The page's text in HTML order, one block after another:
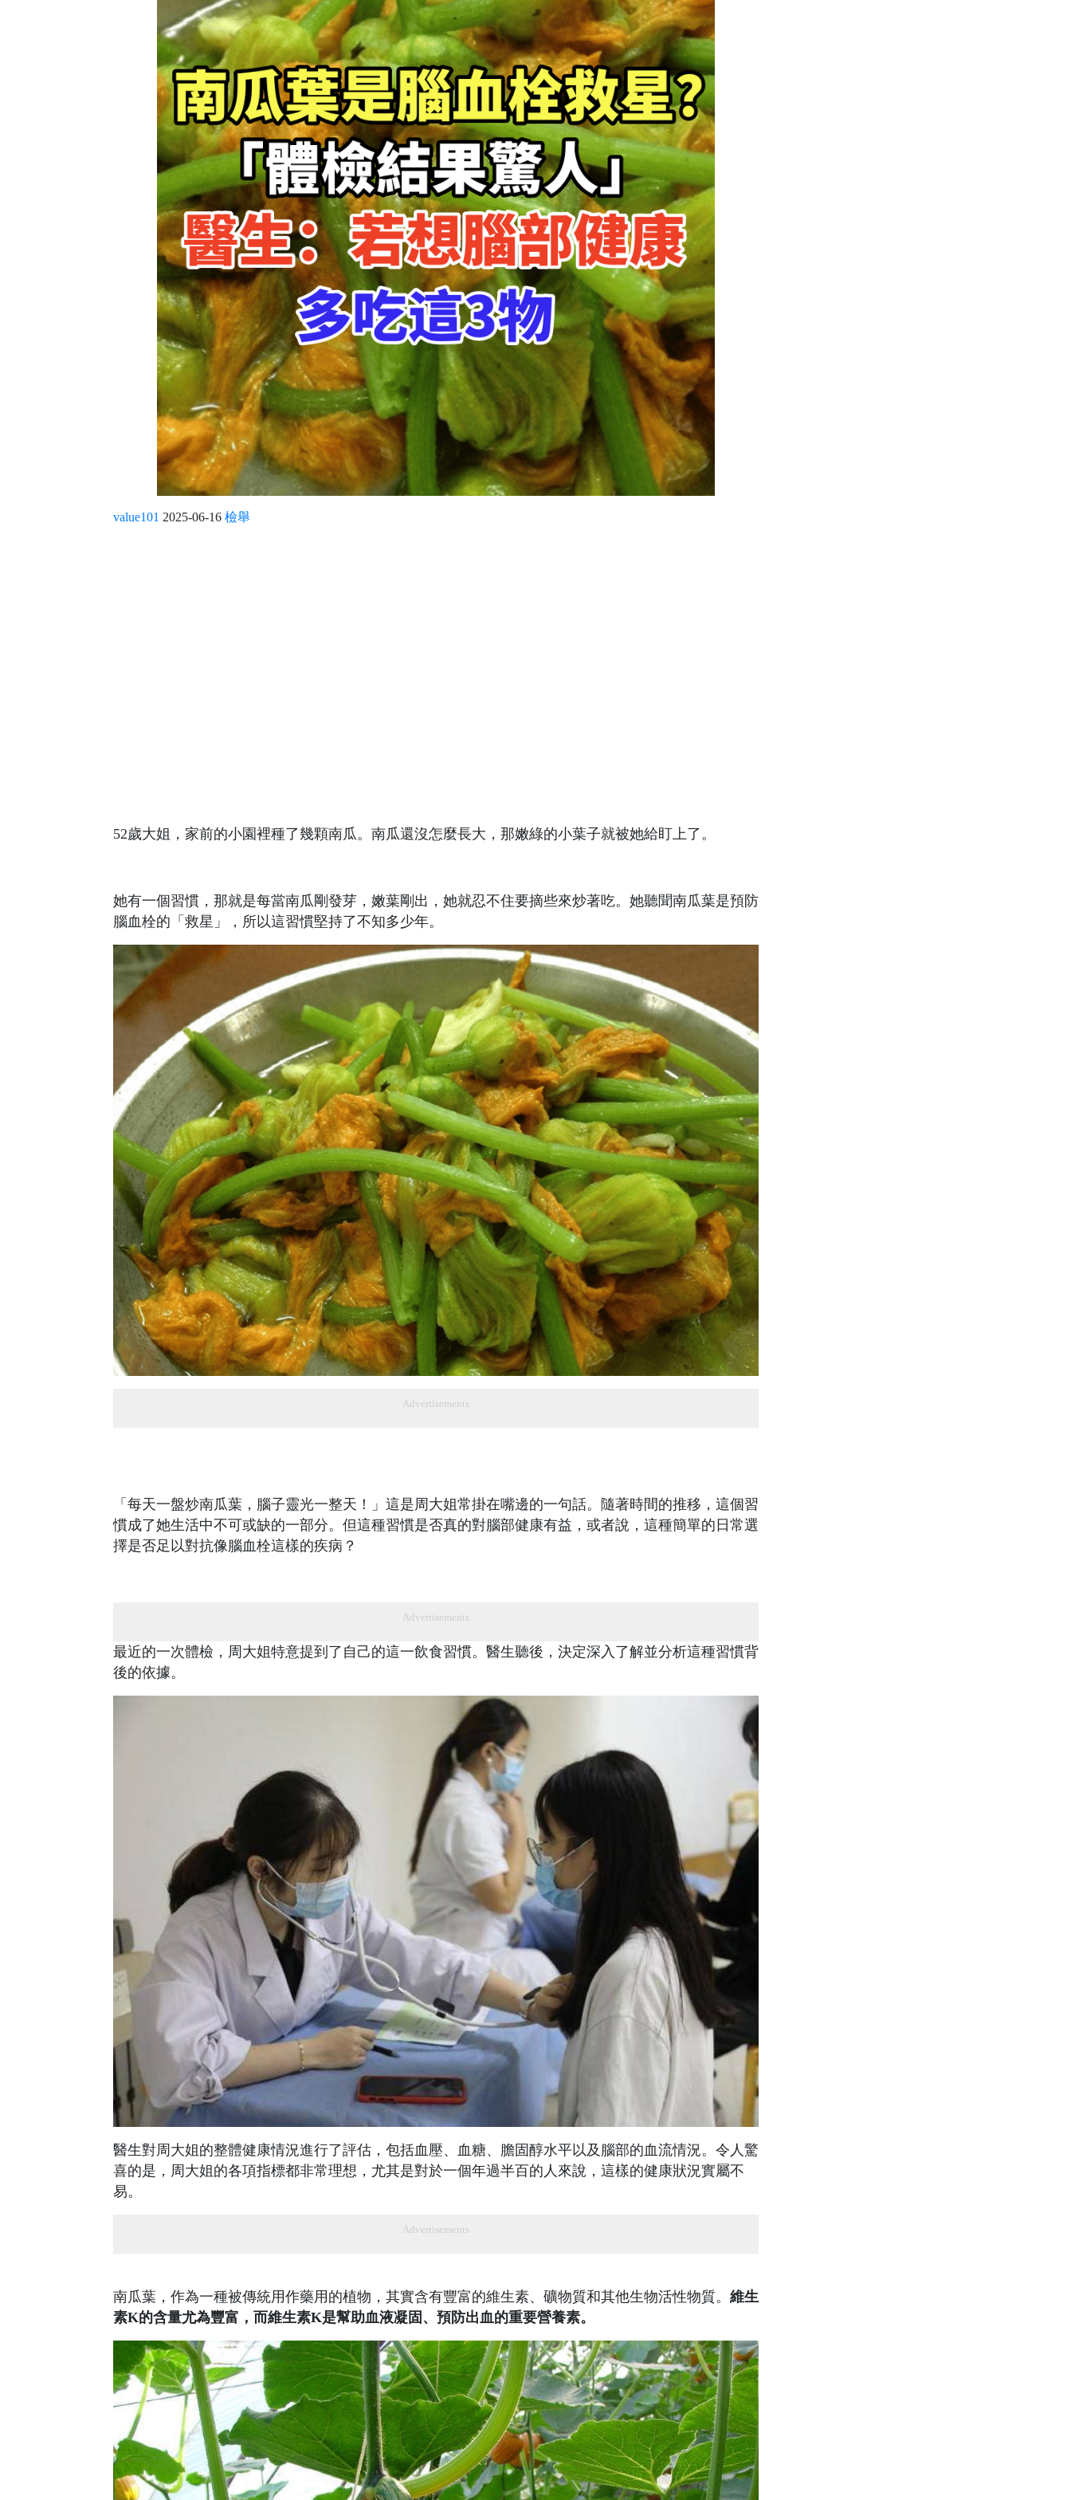
value101 2025-06-16 檢舉
52歲大姐，家前的小園裡種了幾顆南瓜。南瓜還沒怎麼長大，那嫩綠的小葉子就被她給盯上了。
她有一個習慣，那就是每當南瓜剛發芽，嫩葉剛出，她就忍不住要摘些來炒著吃。她聽聞南瓜葉是預防
腦血栓的「救星」，所以這習慣堅持了不知多少年。
Advertisements
「每天一盤炒南瓜葉，腦子靈光一整天！」這是周大姐常掛在嘴邊的一句話。隨著時間的推移，這個習
慣成了她生活中不可或缺的一部分。但這種習慣是否真的對腦部健康有益，或者說，這種簡單的日常選
擇是否足以對抗像腦血栓這樣的疾病？
Advertisements
最近的一次體檢，周大姐特意提到了自己的這一飲食習慣。醫生聽後，決定深入了解並分析這種習慣背
後的依據。
醫生對周大姐的整體健康情況進行了評估，包括血壓、血糖、膽固醇水平以及腦部的血流情況。令人驚
喜的是，周大姐的各項指標都非常理想，尤其是對於一個年過半百的人來說，這樣的健康狀況實屬不
易。
Advertisements
南瓜葉，作為一種被傳統用作藥用的植物，其實含有豐富的維生素、礦物質和其他生物活性物質。 維生
素K的含量尤為豐富，而維生素K是幫助血液凝固、預防出血的重要營養素。